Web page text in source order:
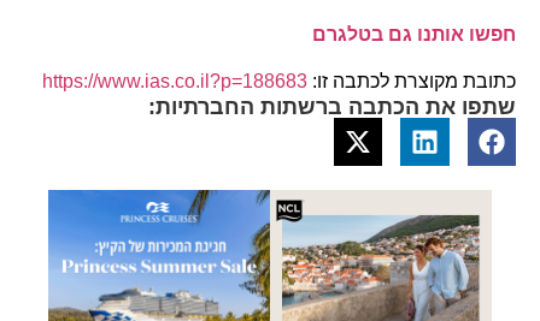
חפשו אותנו גם בטלגרם
כתובת מקוצרת לכתבה זו: https://www.ias.co.il?p=188683
שתפו את הכתבה ברשתות החברתיות: